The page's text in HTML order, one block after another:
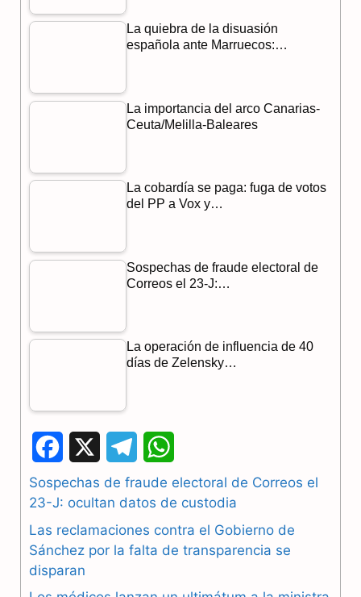
o
a p
La quiebra de la disuasión
española ante Marruecos:…
La importancia del arco Canarias-
Ceuta/Melilla-Baleares
La cobardía se paga: fuga de votos
del PP a Vox y…
Sospechas de fraude electoral de
Correos el 23-J:…
La operación de influencia de 40
días de Zelensky…
a
c
e
b
e
l
e
h
a
t
Sospechas de fraude electoral de Correos el
23-J: ocultan datos de custodia
Las reclamaciones contra el Gobierno de
Sánchez por la falta de transparencia se
disparan